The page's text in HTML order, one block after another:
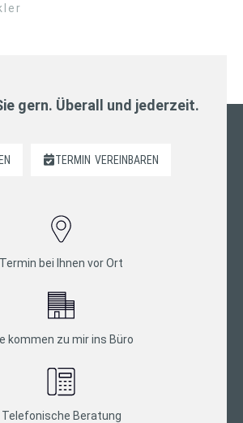
gern. Überall und jederzeit.
TERMIN VEREINBAREN
Termin bei Ihnen vor Ort
kommen zu mir ins Büro
Telefonische Beratung